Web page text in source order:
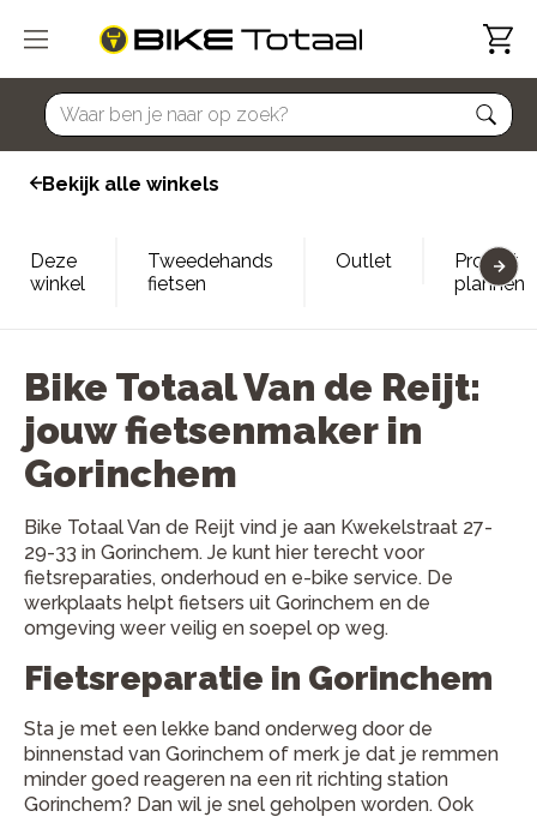
home
Bekijk alle winkels
Deze
winkel
Tweedehands
fietsen
Outlet
Proefrit
plannen
Bike Totaal Van de Reijt:
jouw fietsenmaker in
Gorinchem
Bike Totaal Van de Reijt vind je aan Kwekelstraat 27-
29-33 in Gorinchem. Je kunt hier terecht voor
fietsreparaties, onderhoud en e-bike service. De
werkplaats helpt fietsers uit Gorinchem en de
omgeving weer veilig en soepel op weg.
Fietsreparatie in Gorinchem
Sta je met een lekke band onderweg door de
binnenstad van Gorinchem of merk je dat je remmen
minder goed reageren na een rit richting station
Gorinchem? Dan wil je snel geholpen worden. Ook